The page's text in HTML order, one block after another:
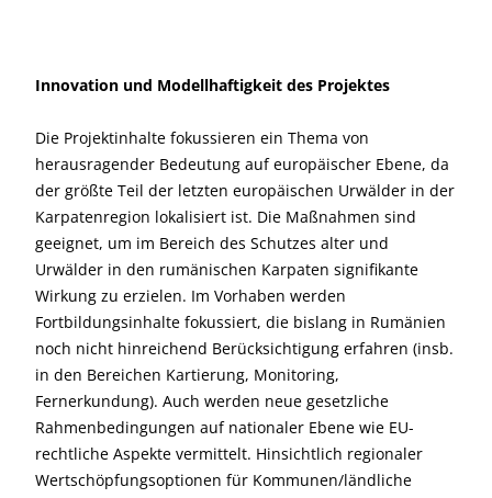
Innovation und Modellhaftigkeit des Projektes
Die Projektinhalte fokussieren ein Thema von
herausragender Bedeutung auf europäischer Ebene, da
der größte Teil der letzten europäischen Urwälder in der
Karpatenregion lokalisiert ist. Die Maßnahmen sind
geeignet, um im Bereich des Schutzes alter und
Urwälder in den rumänischen Karpaten signifikante
Wirkung zu erzielen. Im Vorhaben werden
Fortbildungsinhalte fokussiert, die bislang in Rumänien
noch nicht hinreichend Berücksichtigung erfahren (insb.
in den Bereichen Kartierung, Monitoring,
Fernerkundung). Auch werden neue gesetzliche
Rahmenbedingungen auf nationaler Ebene wie EU-
rechtliche Aspekte vermittelt. Hinsichtlich regionaler
Wertschöpfungsoptionen für Kommunen/ländliche